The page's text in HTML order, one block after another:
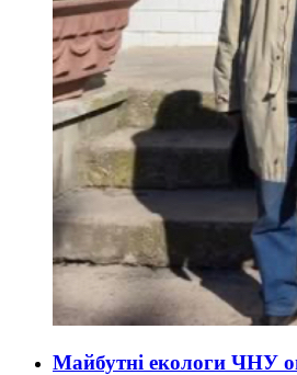
Майбутні екологи ЧНУ